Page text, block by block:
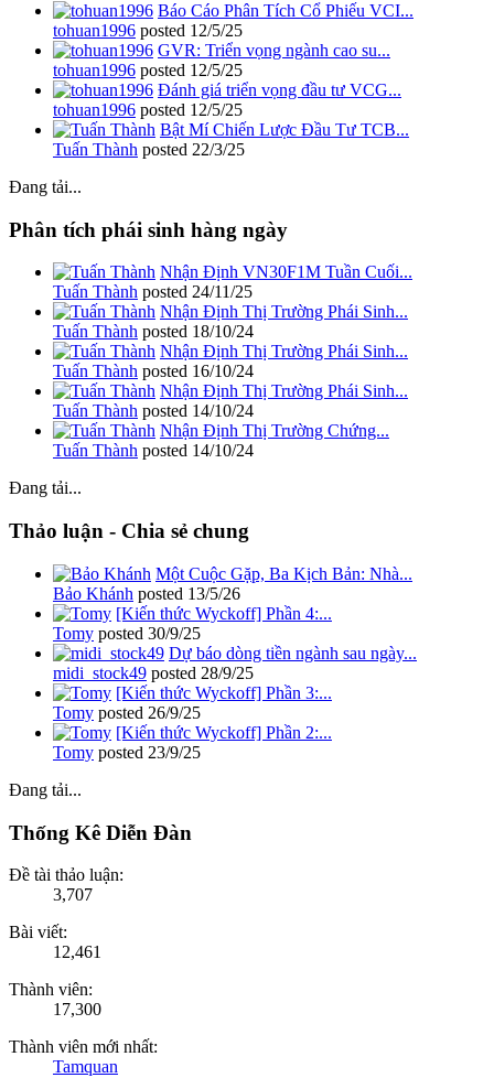
Báo Cáo Phân Tích Cổ Phiếu VCI...
tohuan1996 posted 12/5/25
GVR: Triển vọng ngành cao su...
tohuan1996 posted 12/5/25
Đánh giá triển vọng đầu tư VCG...
tohuan1996 posted 12/5/25
Bật Mí Chiến Lược Đầu Tư TCB...
Tuấn Thành posted 22/3/25
Đang tải...
Phân tích phái sinh hàng ngày
Nhận Định VN30F1M Tuần Cuối...
Tuấn Thành posted 24/11/25
Nhận Định Thị Trường Phái Sinh...
Tuấn Thành posted 18/10/24
Nhận Định Thị Trường Phái Sinh...
Tuấn Thành posted 16/10/24
Nhận Định Thị Trường Phái Sinh...
Tuấn Thành posted 14/10/24
Nhận Định Thị Trường Chứng...
Tuấn Thành posted 14/10/24
Đang tải...
Thảo luận - Chia sẻ chung
Một Cuộc Gặp, Ba Kịch Bản: Nhà...
Bảo Khánh posted 13/5/26
[Kiến thức Wyckoff] Phần 4:...
Tomy posted 30/9/25
Dự báo dòng tiền ngành sau ngày...
midi_stock49 posted 28/9/25
[Kiến thức Wyckoff] Phần 3:...
Tomy posted 26/9/25
[Kiến thức Wyckoff] Phần 2:...
Tomy posted 23/9/25
Đang tải...
Thống Kê Diễn Đàn
Đề tài thảo luận:
3,707
Bài viết:
12,461
Thành viên:
17,300
Thành viên mới nhất:
Tamquan